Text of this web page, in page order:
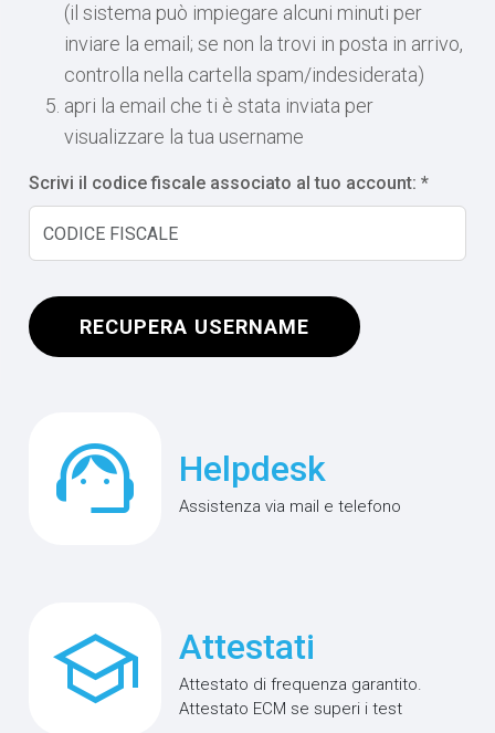
(il sistema può impiegare alcuni minuti per
inviare la email; se non la trovi in posta in arrivo,
controlla nella cartella spam/indesiderata)
apri la email che ti è stata inviata per
visualizzare la tua username
Scrivi il codice fiscale associato al tuo account: *
RECUPERA USERNAME
support_agent Helpdesk
Assistenza via mail e telefono
school Attestati
Attestato di frequenza garantito.
Attestato ECM se superi i test